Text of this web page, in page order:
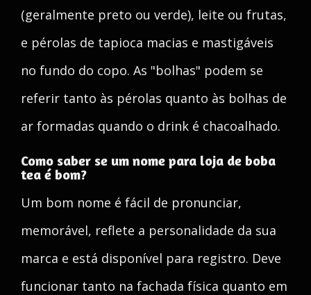
(geralmente preto ou verde), leite ou frutas,
e pérolas de tapioca macias e mastigáveis
no fundo do copo. As "bolhas" podem se
referir tanto às pérolas quanto às bolhas de
ar formadas quando o drink é chacoalhado.
Como saber se um nome para loja de boba
tea é bom?
Um bom nome é fácil de pronunciar,
memorável, reflete a personalidade da sua
marca e está disponível para registro. Deve
funcionar tanto na fachada física quanto em